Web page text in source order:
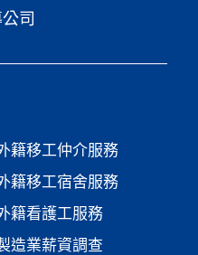
司
籍移工仲介服務
籍移工宿舍服務
籍看護工服務
造業薪資調查​